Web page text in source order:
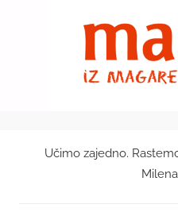
Mama
Učimo zajedno.